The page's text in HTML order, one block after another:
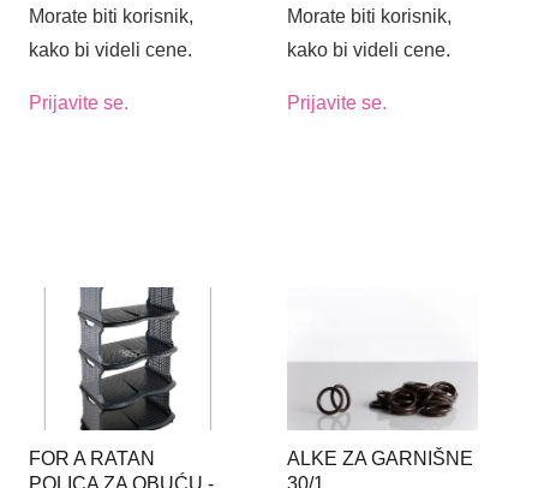
STAR (6812)
Morate biti korisnik,
kako bi videli cene.
Prijavite se.
ZVONOM FI17CM
Morate biti korisnik,
kako bi videli cene.
Prijavite se.
FOR A RATAN
POLICA ZA OBUĆU -
ALKE ZA GARNIŠNE
30/1